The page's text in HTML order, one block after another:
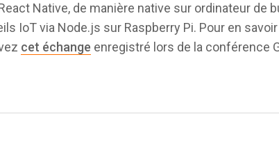
Native, de manière native sur ordinateur de
IoT via Node.js sur Raspberry Pi. Pour en
cet échange enregistré lors de la conférence